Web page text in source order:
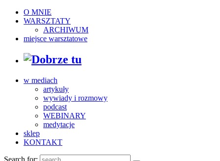
O MNIE
WARSZTATY
ARCHIWUM
miejsce warsztatowe
w mediach
artykuły
wywiady i rozmowy
podcast
WEBINARY
medytacje
sklep
KONTAKT
Search for: